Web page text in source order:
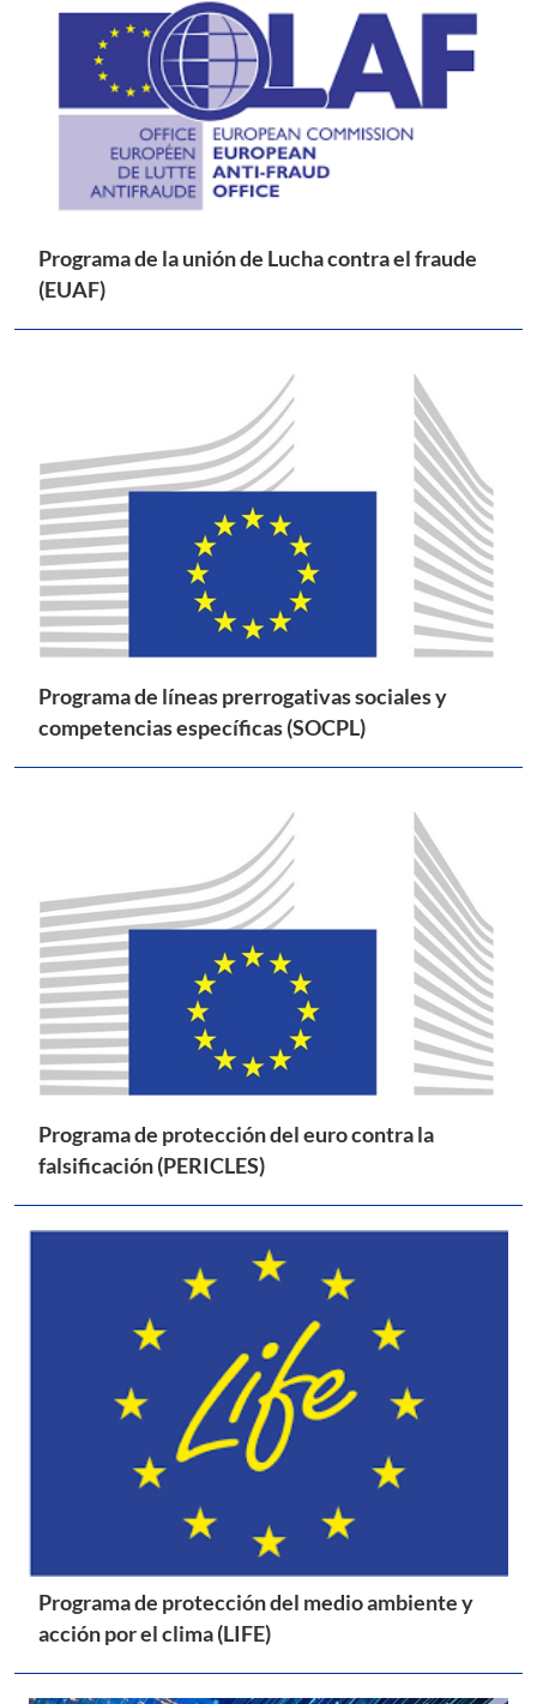
Programa de la unión de Lucha contra el fraude
(EUAF)
Programa de líneas prerrogativas sociales y
competencias específicas (SOCPL)
Programa de protección del euro contra la
falsificación (PERICLES)
Programa de protección del medio ambiente y
acción por el clima (LIFE)